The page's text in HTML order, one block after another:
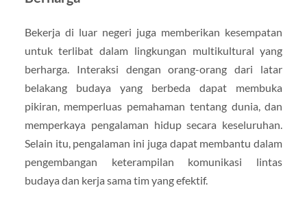
Bekerja di luar negeri juga memberikan kesempatan
untuk terlibat dalam lingkungan multikultural yang
berharga. Interaksi dengan orang-orang dari latar
belakang budaya yang berbeda dapat membuka
pikiran, memperluas pemahaman tentang dunia, dan
memperkaya pengalaman hidup secara keseluruhan.
Selain itu, pengalaman ini juga dapat membantu dalam
pengembangan keterampilan komunikasi lintas
budaya dan kerja sama tim yang efektif.